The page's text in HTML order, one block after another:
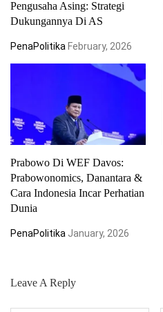
Pengusaha Asing: Strategi
Dukungannya Di AS
PenaPolitika February, 2026
Prabowo Di WEF Davos:
Prabowonomics, Danantara &
Cara Indonesia Incar Perhatian
Dunia
PenaPolitika January, 2026
Leave A Reply